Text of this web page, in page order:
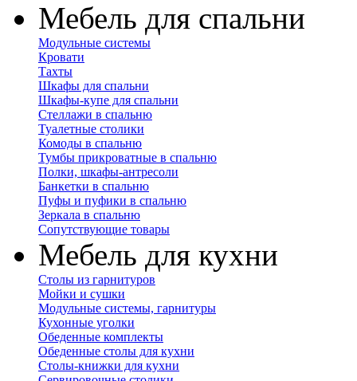
Мебель для спальни
Модульные системы
Кровати
Тахты
Шкафы для спальни
Шкафы-купе для спальни
Стеллажи в спальню
Туалетные столики
Комоды в спальню
Тумбы прикроватные в спальню
Полки, шкафы-антресоли
Банкетки в спальню
Пуфы и пуфики в спальню
Зеркала в спальню
Сопутствующие товары
Мебель для кухни
Столы из гарнитуров
Мойки и сушки
Модульные системы, гарнитуры
Кухонные уголки
Обеденные комплекты
Обеденные столы для кухни
Столы-книжки для кухни